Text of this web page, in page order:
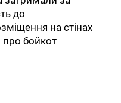
до
на стінах
про бойкот